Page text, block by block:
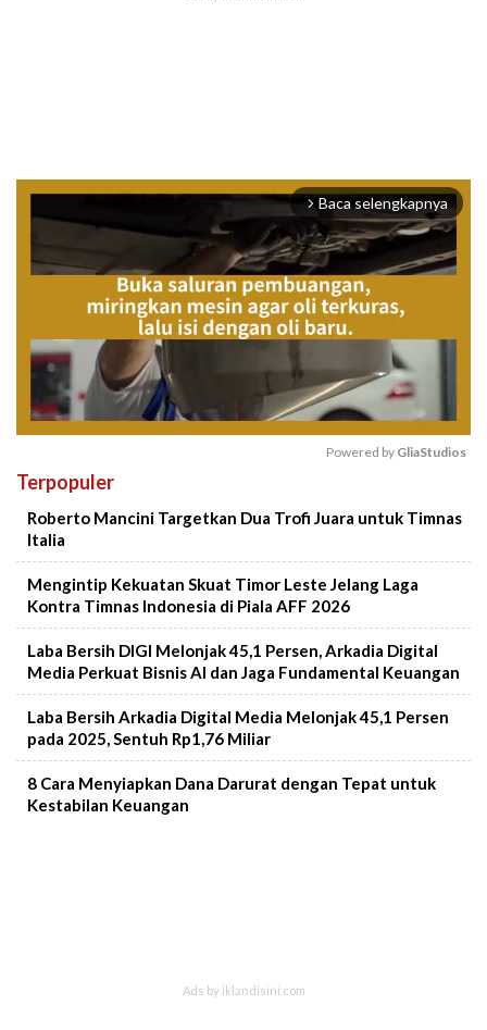
arrow_forward_ios Baca selengkapnya
Powered by GliaStudios
Terpopuler
Roberto Mancini Targetkan Dua Trofi Juara untuk Timnas
Italia
Mengintip Kekuatan Skuat Timor Leste Jelang Laga
Kontra Timnas Indonesia di Piala AFF 2026
Laba Bersih DIGI Melonjak 45,1 Persen, Arkadia Digital
Media Perkuat Bisnis AI dan Jaga Fundamental Keuangan
Laba Bersih Arkadia Digital Media Melonjak 45,1 Persen
pada 2025, Sentuh Rp1,76 Miliar
8 Cara Menyiapkan Dana Darurat dengan Tepat untuk
Kestabilan Keuangan